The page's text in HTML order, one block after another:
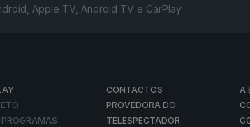
Apple TV, Android TV e CarPlay
PROGRAMAS
CONTACTOS
PROVEDORA DO
TELESPECTADOR
A